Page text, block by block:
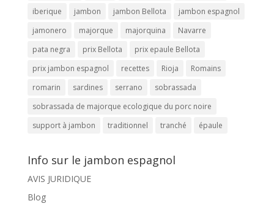
iberique
jambon jambon Bellota
jambon espagnol
jamonero
majorque majorquina
Navarre
pata negra
prix Bellota
prix epaule Bellota
prix jambon espagnol
recettes Rioja
Romains
romarin
sardines serrano
sobrassada
sobrassada de majorque ecologique du porc noire
support à jambon
traditionnel tranché épaule
Info sur le jambon espagnol
AVIS JURIDIQUE
Blog